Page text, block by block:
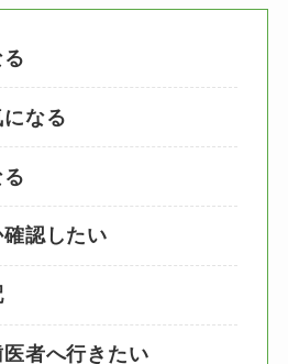
なる
認したい
者へ行きたい